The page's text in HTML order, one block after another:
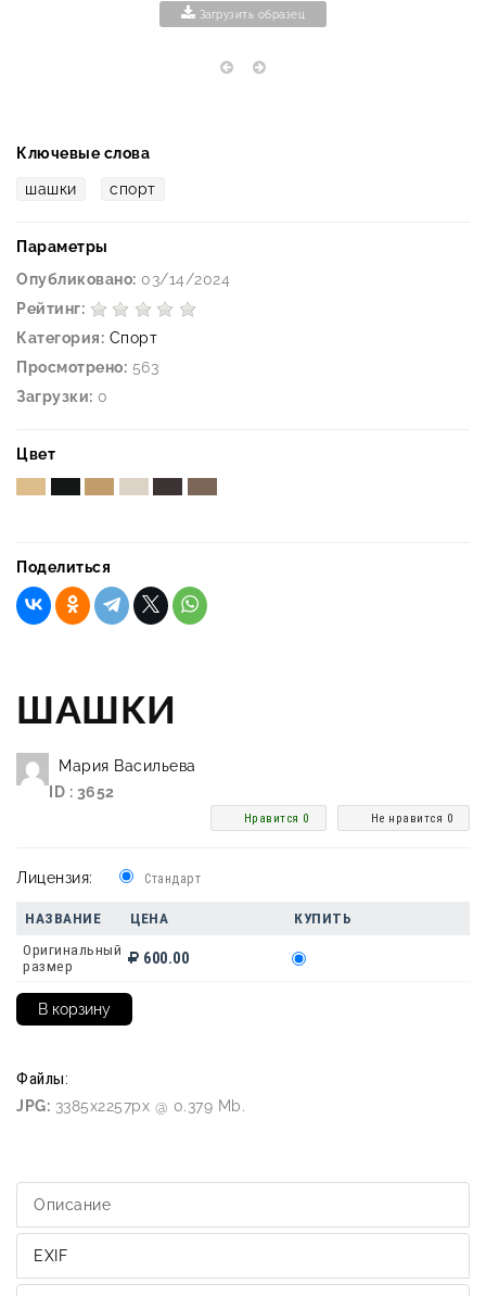
Загрузить образец
Ключевые слова
шашки спорт
Параметры
Опубликовано: 03/14/2024
Рейтинг:
Категория: Спорт
Просмотрено: 563
Загрузки: 0
Цвет
Поделиться
ШАШКИ
Мария Васильева
ID : 3652
Не нравится 0
Нравится 0
Лицензия: Стандарт
НАЗВАНИЕ ЦЕНА
КУПИТЬ
Оригинальный
размер
600.00
Файлы:
JPG: 3385x2257px @ 0.379 Mb.
Описание
EXIF